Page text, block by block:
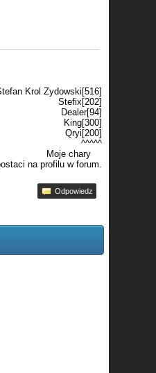
Krol Zydowski[516]
Stefix[202]
Dealer[94]
King[300]
Qryi[200]
^^^^^
Moje chary
na profilu w forum.
Odpowiedz